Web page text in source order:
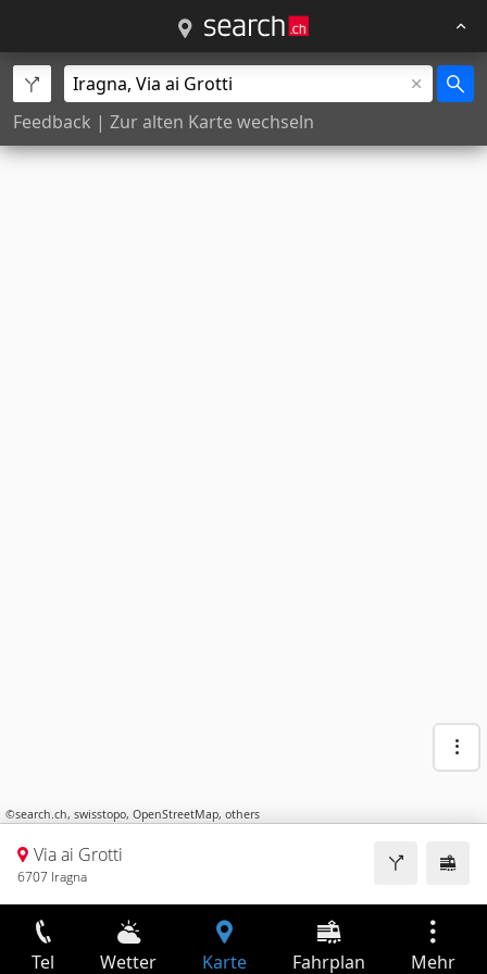
Feedback | Zur alten Karte wechseln
©search.ch, swisstopo, OpenStreetMap, others
Via ai Grotti
6707 Iragna
Tel Wetter Karte Fahrplan Mehr